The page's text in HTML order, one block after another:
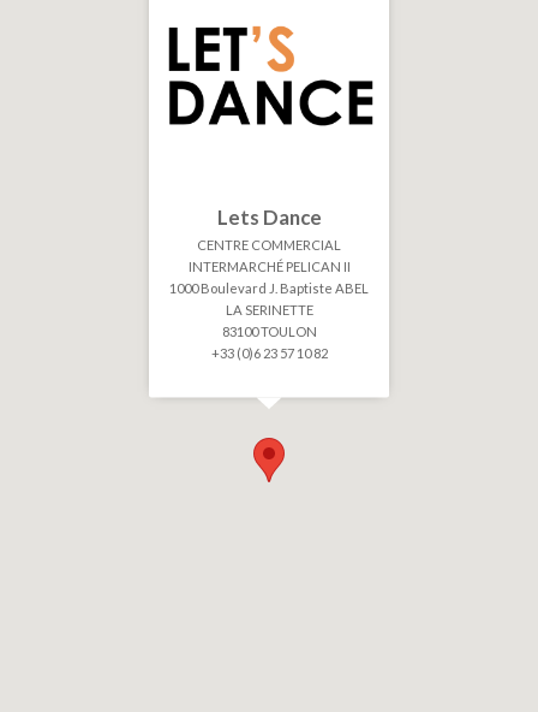
Lets Dance
CENTRE COMMERCIAL
INTERMARCHÉ PELICAN II
1000 Boulevard J. Baptiste ABEL
LA SERINETTE
83100 TOULON
+33 (0)6 23 57 10 82